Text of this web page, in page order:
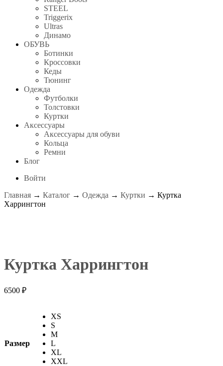
STEEL
Triggerix
Ultras
Динамо
ОБУВЬ
Ботинки
Кроссовки
Кеды
Тюнинг
Одежда
Футболки
Толстовки
Куртки
Аксессуары
Аксессуары для обуви
Кольца
Ремни
Блог
Войти
Главная → Каталог → Одежда → Куртки → Куртка
Харрингтон
Куртка Харрингтон
6500 ₽
Размер
XS
S
M
L
XL
XXL